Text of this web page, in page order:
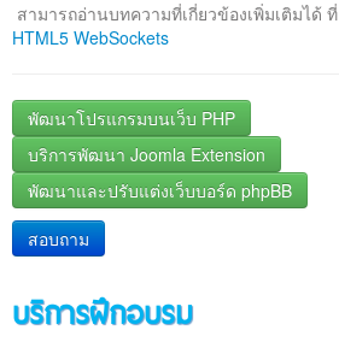
สามารถอ่านบทความที่เกี่ยวข้องเพิ่มเติมได้ ที่
HTML5 WebSockets
พัฒนาโปรแกรมบนเว็บ PHP
บริการพัฒนา Joomla Extension
พัฒนาและปรับแต่งเว็บบอร์ด phpBB
สอบถาม
บริการฝึกอบรม